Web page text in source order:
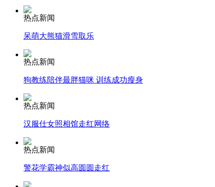
走！跟着总书记去植树
纽约上演“枕头大战”
热点新闻
呆萌大熊猫滑雪取乐
热点新闻
狗教练陪伴最胖猫咪 训练成功瘦身
热点新闻
汉服仕女照相馆走红网络
热点新闻
警花学霸神似高圆圆走红